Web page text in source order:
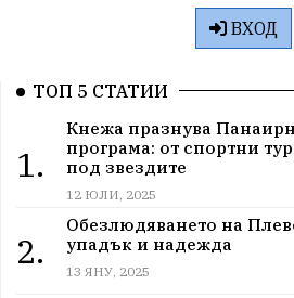
ВХОД
ТОП 5 СТАТИИ
1.
Кнежа празнува
програма: от спортни
под звездите
12 ЮЛИ, 2025
2.
Обезлюдяването на
упадък и надежда
13 ЯНУ, 2025